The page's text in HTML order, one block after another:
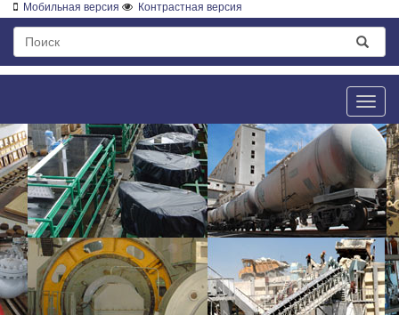
Мобильная версия Контрастная версия
Toggle